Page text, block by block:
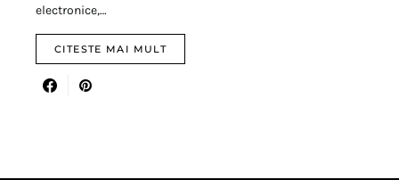
electronice,…
CITESTE MAI MULT